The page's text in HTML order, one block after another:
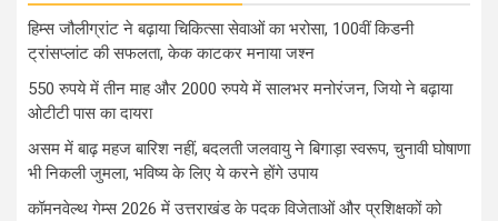
हिम्स जौलीग्रांट ने बढ़ाया चिकित्सा सेवाओं का भरोसा, 100वीं किडनी
ट्रांसप्लांट की सफलता, केक काटकर मनाया जश्न
550 रुपये में तीन माह और 2000 रुपये में सालभर मनोरंजन, जियो ने बढ़ाया
ओटीटी पास का दायरा
असम में बाढ़ महज बारिश नहीं, बदलती जलवायु ने बिगाड़ा स्वरूप, चुनावी घोषाणा
भी निकली जुमला, भविष्य के लिए ये करने होंगे उपाय
कॉमनवेल्थ गेम्स 2026 में उत्तराखंड के पदक विजेताओं और प्रशिक्षकों को